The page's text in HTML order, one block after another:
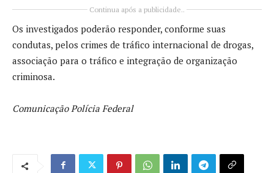
Continua após a publicidade..
Os investigados poderão responder, conforme suas
condutas, pelos crimes de tráfico internacional de drogas,
associação para o tráfico e integração de organização
criminosa.
Comunicação Polícia Federal